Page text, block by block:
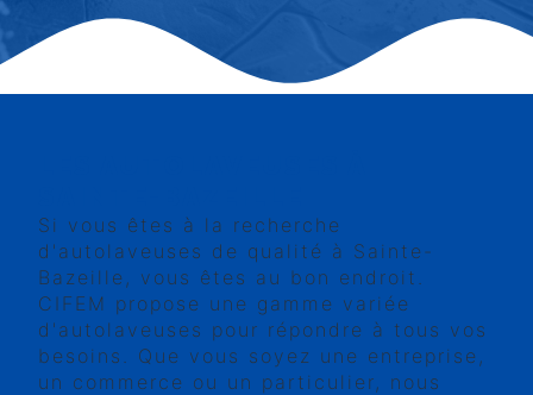
Si vous êtes à la recherche
d'autolaveuses de qualité à Sainte-
Bazeille, vous êtes au bon endroit.
CIFEM propose une gamme variée
d'autolaveuses pour répondre à tous vos
besoins. Que vous soyez une entreprise,
un commerce ou un particulier, nous